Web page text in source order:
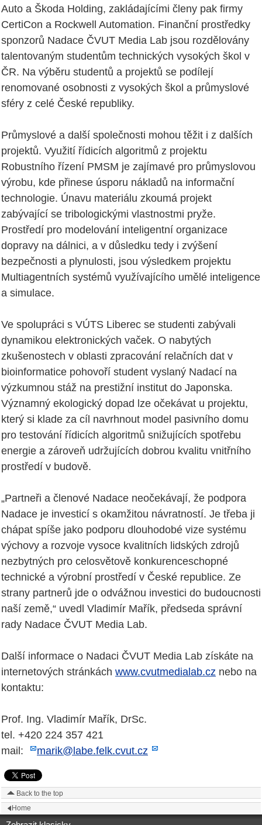
Auto a Škoda Holding, zakládajícími členy pak firmy
CertiCon a Rockwell Automation. Finanční prostředky
sponzorů Nadace ČVUT Media Lab jsou rozdělovány
talentovaným studentům technických vysokých škol v
ČR. Na výběru studentů a projektů se podílejí
renomované osobnosti z vysokých škol a průmyslové
sféry z celé České republiky.
Průmyslové a další společnosti mohou těžit i z dalších
projektů. Využití řídicích algoritmů z projektu
Robustního řízení PMSM je zajímavé pro průmyslovou
výrobu, kde přinese úsporu nákladů na informační
technologie. Únavu materiálu zkoumá projekt
zabývající se tribologickými vlastnostmi pryže.
Prostředí pro modelování inteligentní organizace
dopravy na dálnici, a v důsledku tedy i zvýšení
bezpečnosti a plynulosti, jsou výsledkem projektu
Multiagentních systémů využívajícího umělé inteligence
a simulace.
Ve spolupráci s VÚTS Liberec se studenti zabývali
dynamikou elektronických vaček. O nabytých
zkušenostech v oblasti zpracování relačních dat v
bioinformatice pohovoří student vyslaný Nadací na
výzkumnou stáž na prestižní institut do Japonska.
Významný ekologický dopad lze očekávat u projektu,
který si klade za cíl navrhnout model pasivního domu
pro testování řídicích algoritmů snižujících spotřebu
energie a zároveň udržujících dobrou kvalitu vnitřního
prostředí v budově.
„Partneři a členové Nadace neočekávají, že podpora
Nadace je investicí s okamžitou návratností. Je třeba ji
chápat spíše jako podporu dlouhodobé vize systému
výchovy a rozvoje vysoce kvalitních lidských zdrojů
nezbytných pro celosvětově konkurenceschopné
technické a výrobní prostředí v České republice. Ze
strany partnerů jde o odvážnou investici do budoucnosti
naší země,“ uvedl Vladimír Mařík, předseda správní
rady Nadace ČVUT Media Lab.
Další informace o Nadaci ČVUT Media Lab získáte na
internetových stránkách www.cvutmedialab.cz nebo na
kontaktu:
Prof. Ing. Vladimír Mařík, DrSc.
tel. +420 224 357 421
mail:
marik@labe.felk.cvut.cz
Back to the top
Home